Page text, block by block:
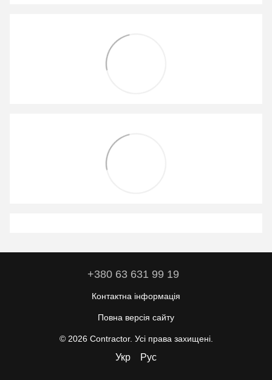
+380 63 631 99 19
Контактна інформація
Повна версія сайту
© 2026 Contractor. Усі права захищені.
Укр Рус